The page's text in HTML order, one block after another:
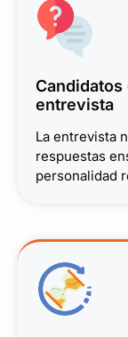
entrevista
La entrevista
respuestas
personalidad